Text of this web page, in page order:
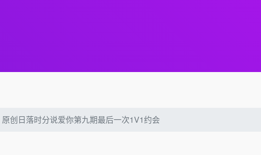
原创日落时分说爱你第九期最后一次1V1约会